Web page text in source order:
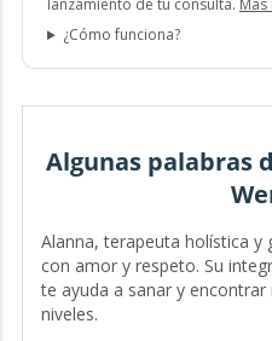
lanzamiento de tu consulta.
¿Cómo funciona?
Algunas palabras
Alanna, terapeuta holística y
con amor y respeto. Su
te ayuda a sanar y
niveles.